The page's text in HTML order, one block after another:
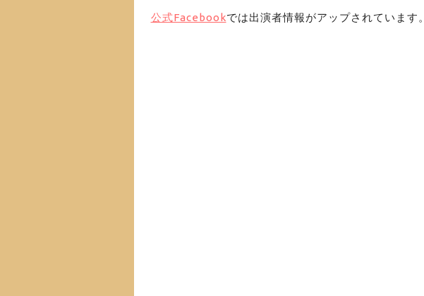
公式Facebookでは出演者情報がアップされています。